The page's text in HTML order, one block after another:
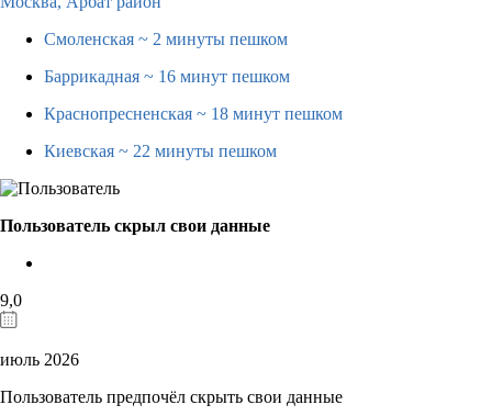
Смоленская ~ 2 минуты пешком
Баррикадная ~ 16 минут пешком
Краснопресненская ~ 18 минут пешком
Киевская ~ 22 минуты пешком
Пользователь скрыл свои данные
9,0
июль 2026
Пользователь предпочёл скрыть свои данные